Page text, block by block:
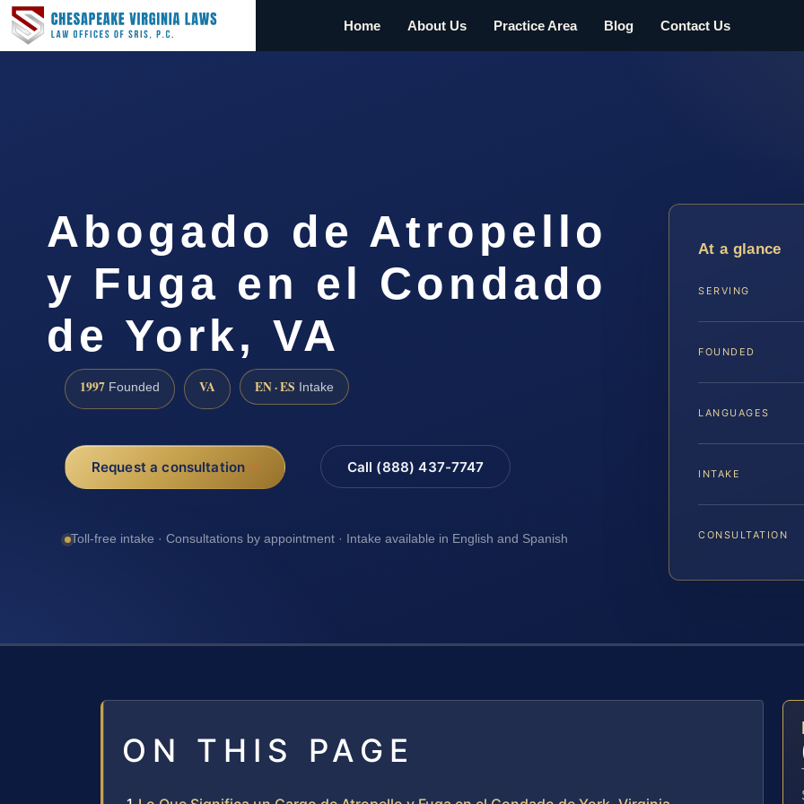
Home About Us Practice Area Blog Contact Us
Abogado de Atropello
y Fuga en el Condado
de York, VA
1997 Founded VA EN · ES Intake
Request a consultation Call (888) 437-7747
Toll-free intake · Consultations by appointment · Intake available in English and Spanish
At a glance
SERVING
FOUNDED
LANGUAGES
INTAKE
CONSULTATION
ON THIS PAGE